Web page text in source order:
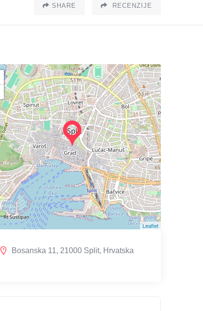
SHARE RECENZIJE
Leaflet
Bosanska 11, 21000 Split, Hrvatska